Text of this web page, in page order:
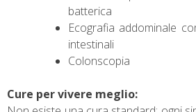
batterica
Ecografia addominale
intestinali
Colonscopia
Cure per vivere meglio: